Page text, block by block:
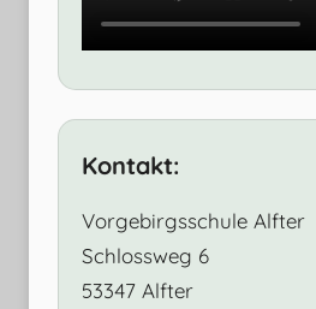
Kontakt:
Vorgebirgsschule Alfter
Schlossweg 6
53347 Alfter